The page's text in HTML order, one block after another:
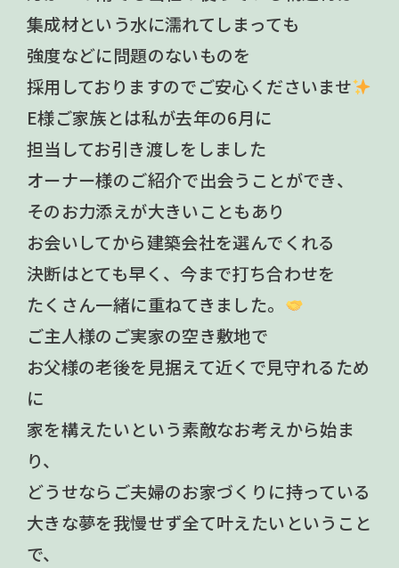
集成材という水に濡れてしまっても
強度などに問題のないものを
採用しておりますのでご安心くださいませ
E様ご家族とは私が去年の6月に
担当してお引き渡しをしました
オーナー様のご紹介で出会うことができ、
そのお力添えが大きいこともあり
お会いしてから建築会社を選んでくれる
決断はとても早く、今まで打ち合わせを
たくさん一緒に重ねてきました。
ご主人様のご実家の空き敷地で
お父様の老後を見据えて近くで見守れるため
に
家を構えたいという素敵なお考えから始ま
り、
どうせならご夫婦のお家づくりに持っている
大きな夢を我慢せず全て叶えたいということ
で、